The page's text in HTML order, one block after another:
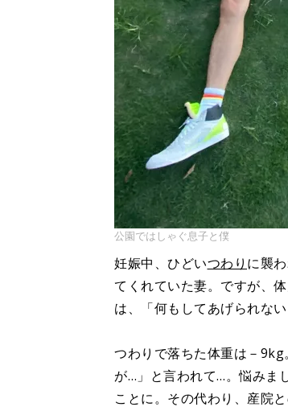
公園ではしゃぐ息子と僕
妊娠中、ひどいつわり に襲
てくれていた妻。ですが、
は、「何もしてあげられな
つわりで落ちた体重は－9kg。
が…」と言われて…。悩みま
ことに。その代わり、産院